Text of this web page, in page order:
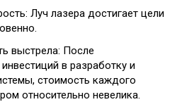
Луч лазера достигает цели
выстрела: После
в разработку и
стоимость каждого
относительно невелика.